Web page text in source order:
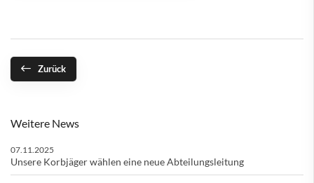
Zurück
Weitere News
07.11.2025
Unsere Korbjäger wählen eine neue Abteilungsleitung